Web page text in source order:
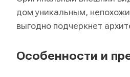
дом уникальным,
выгодно подчеркнет
Особенности и